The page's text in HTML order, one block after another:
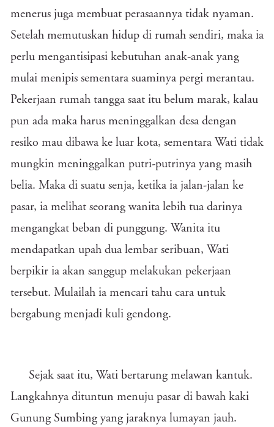
menerus juga membuat perasaannya tidak nyaman.
Setelah memutuskan hidup di rumah sendiri, maka ia
perlu mengantisipasi kebutuhan anak-anak yang
mulai menipis sementara suaminya pergi merantau.
Pekerjaan rumah tangga saat itu belum marak, kalau
pun ada maka harus meninggalkan desa dengan
resiko mau dibawa ke luar kota, sementara Wati tidak
mungkin meninggalkan putri-putrinya yang masih
belia. Maka di suatu senja, ketika ia jalan-jalan ke
pasar, ia melihat seorang wanita lebih tua darinya
mengangkat beban di punggung. Wanita itu
mendapatkan upah dua lembar seribuan, Wati
berpikir ia akan sanggup melakukan pekerjaan
tersebut. Mulailah ia mencari tahu cara untuk
bergabung menjadi kuli gendong.
Sejak saat itu, Wati bertarung melawan kantuk.
Langkahnya dituntun menuju pasar di bawah kaki
Gunung Sumbing yang jaraknya lumayan jauh.